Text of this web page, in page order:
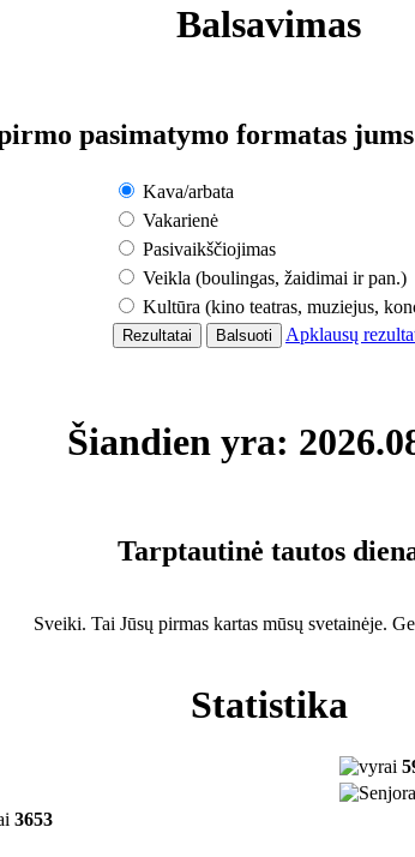
Balsavimas
pasimatymo formatas
Kava/arbata
Vakarienė
Pasivaikščiojimas
Veikla (boulingas, žaidimai ir pan.)
Kultūra (kino teatras, muziejus,
Apklausų
Šiandien yra:
Tarptautinė tautos
Sveiki. Tai Jūsų pirmas kartas mūsų svetainėje.
Statistika
3653